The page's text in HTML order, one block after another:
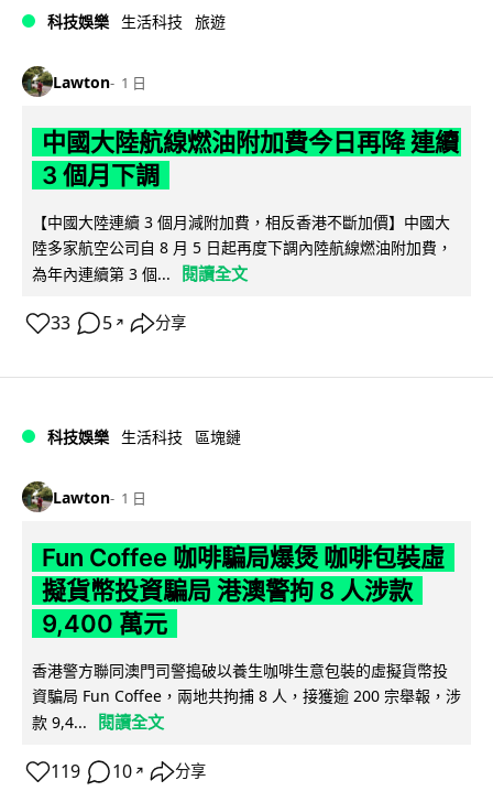
科技娛樂 生活科技 旅遊
Lawton 1 日
中國大陸航線燃油附加費今日再降 連續
3 個月下調
【中國大陸連續 3 個月減附加費，相反香港不斷加價】中國大
陸多家航空公司自 8 月 5 日起再度下調內陸航線燃油附加費，
為年內連續第 3 個...
閱讀全文
33 5 ↗ 分享
科技娛樂 生活科技 區塊鏈
Lawton 1 日
Fun Coffee 咖啡騙局爆煲 咖啡包裝虛
擬貨幣投資騙局 港澳警拘 8 人涉款
9,400 萬元
香港警方聯同澳門司警搗破以養生咖啡生意包裝的虛擬貨幣投
資騙局 Fun Coffee，兩地共拘捕 8 人，接獲逾 200 宗舉報，涉
款 9,4...
閱讀全文
119 10 ↗ 分享